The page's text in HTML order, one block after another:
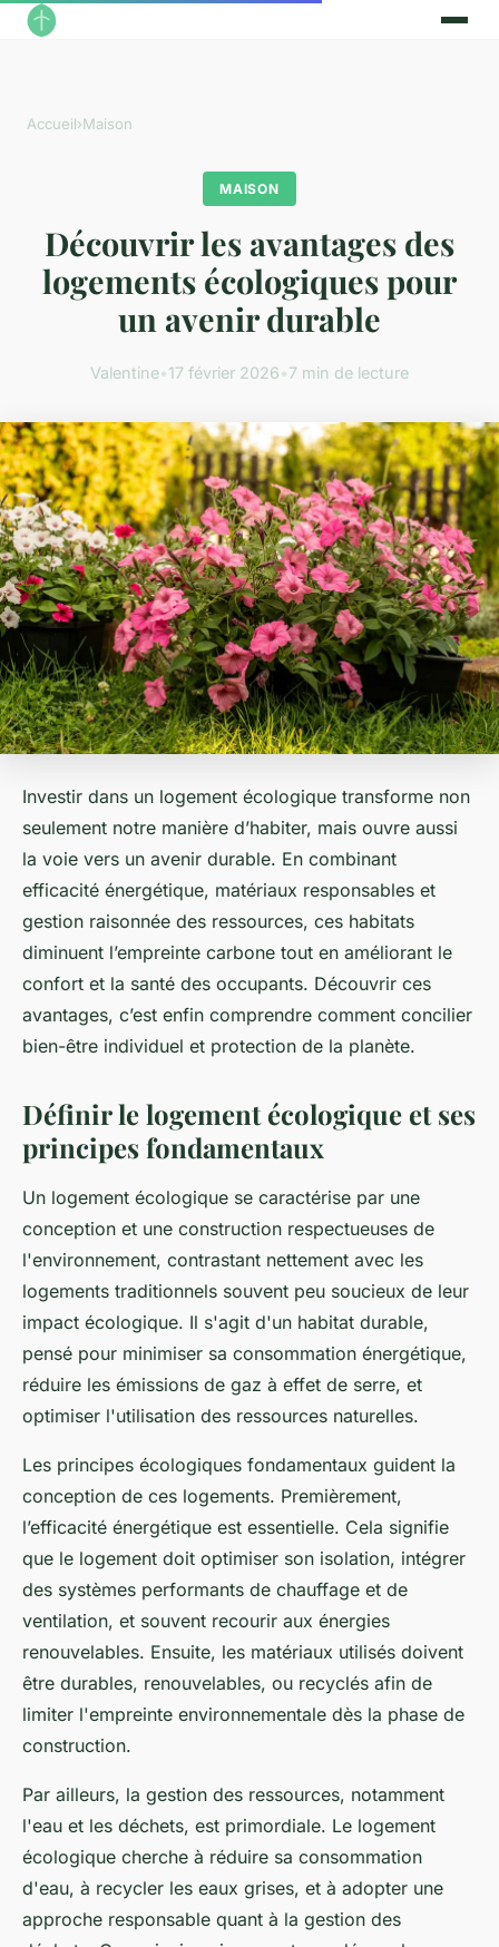
Accueil›Maison
MAISON
Découvrir les avantages des
logements écologiques pour
un avenir durable
Valentine•17 février 2026•7 min de lecture
Investir dans un logement écologique transforme non
seulement notre manière d’habiter, mais ouvre aussi
la voie vers un avenir durable. En combinant
efficacité énergétique, matériaux responsables et
gestion raisonnée des ressources, ces habitats
diminuent l’empreinte carbone tout en améliorant le
confort et la santé des occupants. Découvrir ces
avantages, c’est enfin comprendre comment concilier
bien-être individuel et protection de la planète.
Définir le logement écologique et ses
principes fondamentaux
Un logement écologique se caractérise par une
conception et une construction respectueuses de
l'environnement, contrastant nettement avec les
logements traditionnels souvent peu soucieux de leur
impact écologique. Il s'agit d'un habitat durable,
pensé pour minimiser sa consommation énergétique,
réduire les émissions de gaz à effet de serre, et
optimiser l'utilisation des ressources naturelles.
Les principes écologiques fondamentaux guident la
conception de ces logements. Premièrement,
l’efficacité énergétique est essentielle. Cela signifie
que le logement doit optimiser son isolation, intégrer
des systèmes performants de chauffage et de
ventilation, et souvent recourir aux énergies
renouvelables. Ensuite, les matériaux utilisés doivent
être durables, renouvelables, ou recyclés afin de
limiter l'empreinte environnementale dès la phase de
construction.
Par ailleurs, la gestion des ressources, notamment
l'eau et les déchets, est primordiale. Le logement
écologique cherche à réduire sa consommation
d'eau, à recycler les eaux grises, et à adopter une
approche responsable quant à la gestion des